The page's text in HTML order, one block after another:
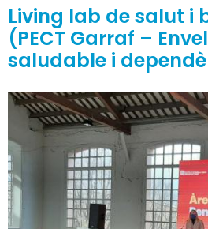
Living lab de salut i
(PECT Garraf –
saludable i